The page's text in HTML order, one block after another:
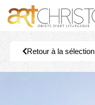
Retour à la sélection